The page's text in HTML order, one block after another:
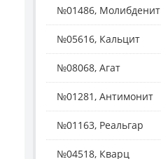
№01486, Молибденит
№05616, Кальцит
№08068, Агат
№01281, Антимонит
№01163, Реальгар
№04518, Кварц